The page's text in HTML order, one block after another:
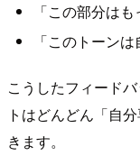
「この部分は
「このトーン
こうしたフィード
トはどんどん「自
きます。